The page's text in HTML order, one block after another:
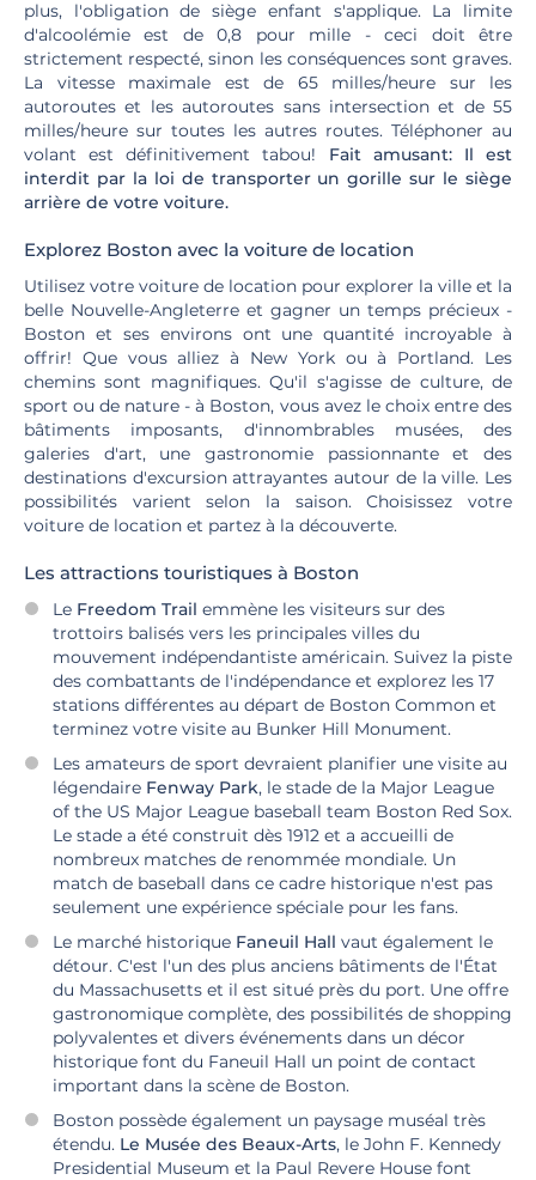
plus, l'obligation de siège enfant s'applique. La limite
d'alcoolémie est de 0,8 pour mille - ceci doit être
strictement respecté, sinon les conséquences sont graves.
La vitesse maximale est de 65 milles/heure sur les
autoroutes et les autoroutes sans intersection et de 55
milles/heure sur toutes les autres routes. Téléphoner au
volant est définitivement tabou! Fait amusant: Il est
interdit par la loi de transporter un gorille sur le siège
arrière de votre voiture.
Explorez Boston avec la voiture de location
Utilisez votre voiture de location pour explorer la ville et la
belle Nouvelle-Angleterre et gagner un temps précieux -
Boston et ses environs ont une quantité incroyable à
offrir! Que vous alliez à New York ou à Portland. Les
chemins sont magnifiques. Qu'il s'agisse de culture, de
sport ou de nature - à Boston, vous avez le choix entre des
bâtiments imposants, d'innombrables musées, des
galeries d'art, une gastronomie passionnante et des
destinations d'excursion attrayantes autour de la ville. Les
possibilités varient selon la saison. Choisissez votre
voiture de location et partez à la découverte.
Les attractions touristiques à Boston
Le Freedom Trail emmène les visiteurs sur des
trottoirs balisés vers les principales villes du
mouvement indépendantiste américain. Suivez la piste
des combattants de l'indépendance et explorez les 17
stations différentes au départ de Boston Common et
terminez votre visite au Bunker Hill Monument.
Les amateurs de sport devraient planifier une visite au
légendaire Fenway Park, le stade de la Major League
of the US Major League baseball team Boston Red Sox.
Le stade a été construit dès 1912 et a accueilli de
nombreux matches de renommée mondiale. Un
match de baseball dans ce cadre historique n'est pas
seulement une expérience spéciale pour les fans.
Le marché historique Faneuil Hall vaut également le
détour. C'est l'un des plus anciens bâtiments de l'État
du Massachusetts et il est situé près du port. Une offre
gastronomique complète, des possibilités de shopping
polyvalentes et divers événements dans un décor
historique font du Faneuil Hall un point de contact
important dans la scène de Boston.
Boston possède également un paysage muséal très
étendu. Le Musée des Beaux-Arts, le John F. Kennedy
Presidential Museum et la Paul Revere House font